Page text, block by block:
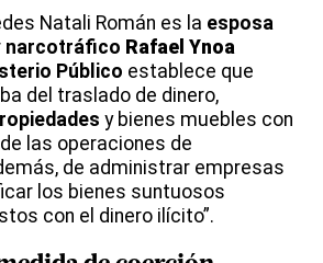
Natali Román es la esposa
narcotráfico Rafael Ynoa
Público establece que
del traslado de dinero,
y bienes muebles con
las operaciones de
de administrar empresas
los bienes suntuosos
con el dinero ilícito”.